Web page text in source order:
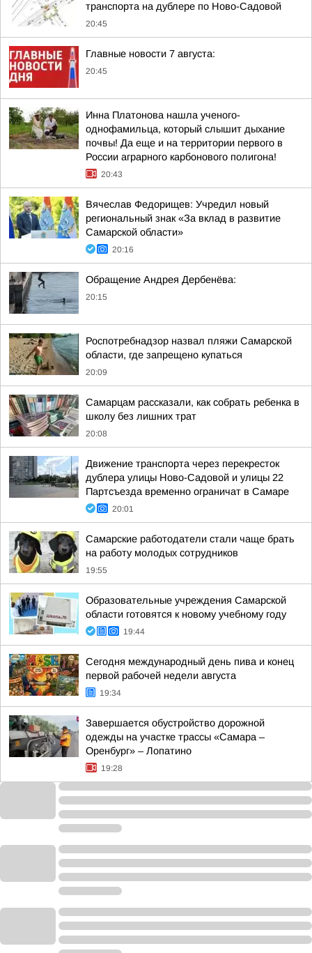
транспорта на дублере по Ново-Садовой
20:45
Главные новости 7 августа:
20:45
Инна Платонова нашла ученого-
однофамильца, который слышит дыхание
почвы! Да еще и на территории первого в
России аграрного карбонового полигона!
20:43
Вячеслав Федорищев: Учредил новый
региональный знак «За вклад в развитие
Самарской области»
20:16
Обращение Андрея Дербенёва:
20:15
Роспотребнадзор назвал пляжи Самарской
области, где запрещено купаться
20:09
Самарцам рассказали, как собрать ребенка в
школу без лишних трат
20:08
Движение транспорта через перекресток
дублера улицы Ново-Садовой и улицы 22
Партсъезда временно ограничат в Самаре
20:01
Самарские работодатели стали чаще брать
на работу молодых сотрудников
19:55
Образовательные учреждения Самарской
области готовятся к новому учебному году
19:44
Сегодня международный день пива и конец
первой рабочей недели августа
19:34
Завершается обустройство дорожной
одежды на участке трассы «Самара –
Оренбург» – Лопатино
19:28